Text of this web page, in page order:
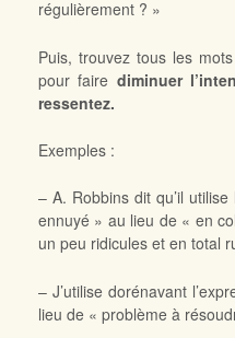
régulièrement ? »
Puis, trouvez tous les
pour faire diminuer
ressentez.
Exemples :
– A. Robbins dit qu’il
ennuyé » au lieu de « en
un peu ridicules et en total
– J’utilise dorénavant
lieu de « problème à